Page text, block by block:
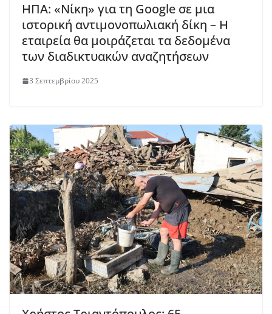
ΗΠΑ: «Νίκη» για τη Google σε μια
ιστορική αντιμονοπωλιακή δίκη – Η
εταιρεία θα μοιράζεται τα δεδομένα
των διαδικτυακών αναζητήσεων
3 Σεπτεμβρίου 2025